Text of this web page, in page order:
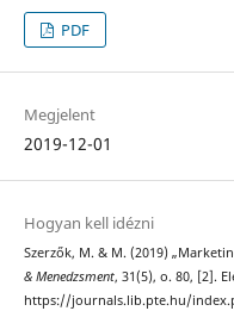
PDF
Megjelent
2019-12-01
Hogyan kell idézni
Szerzők, M. & M. (2019)
& Menedzsment, 31(5), o. 80, [2].
https://journals.lib.pte.hu/